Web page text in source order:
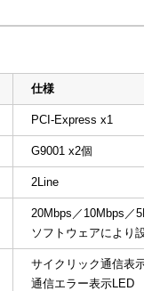
仕様
PCI-Express x1
G9001 x2個
2Line
20Mbps／10Mbps／
ソフトウェアにより設定
サイクリック通信表示
通信エラー表示LED